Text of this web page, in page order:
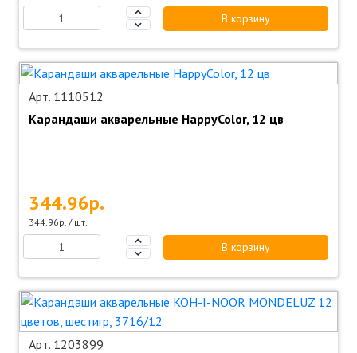
В корзину
Арт. 1110512
Карандаши акварельные HappyColor, 12 цв
344.96р.
344.96р. / шт.
В корзину
Арт. 1203899